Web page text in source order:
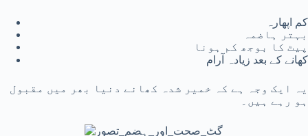
کم اپھارہ
بہتر ہاضمہ
پیٹ کا بوجھ کم ہونا
کھانے کے بعد زیادہ آرام
یہ ایک وجہ ہے کہ خمیر شدہ کھانے دنیا بھر میں مقبول
ہو رہے ہیں۔